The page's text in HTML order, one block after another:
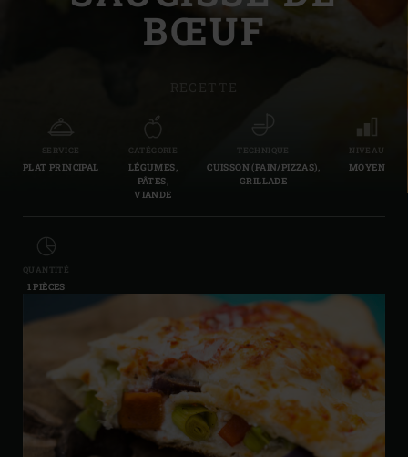
BŒUF
SERVICE
PLAT PRINCIPAL
CATÉGORIE
LÉGUMES,
PÂTES,
VIANDE
TECHNIQUE
CUISSON (PAIN/PIZZAS),
GRILLADE
NIVEAU
MOYEN
QUANTITÉ
1 PIÈCES